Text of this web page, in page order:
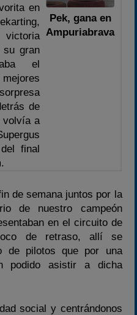
Temporada 2026
Temporadas anteriores
en
su gran
el
de
volvía a
final
Pek, gana en
Ampuriabrava
de semana juntos por la
de nuestro campeón
en el circuito de
de retraso, allí se
de pilotos que por una
podido asistir a dicha
social y centrándonos